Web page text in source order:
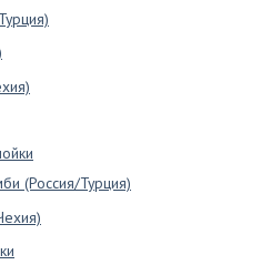
(Россия/Турция)